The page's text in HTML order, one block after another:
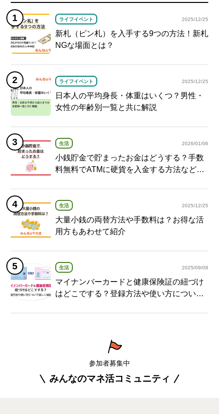
ライフイベント 2025/12/25
新札（ピン札）を入手する9つの方法！新札
NGな場面とは？
ライフイベント 2025/12/25
日本人の平均身長・体重はいくつ？男性・
女性の年齢別一覧と共に解説
生活 2026/01/06
小銭貯金で貯まったお金はどうする？手数
料無料でATMに硬貨を入金する方法など紹
生活 2025/12/25
大量小銭の両替方法や手数料は？お得な活
用方もあわせて紹介
生活 2025/09/08
マイナンバーカードと健康保険証の紐づけ
はどこでする？登録方法や使い方について
参加者募集中
みんなのマネ活コミュニティ